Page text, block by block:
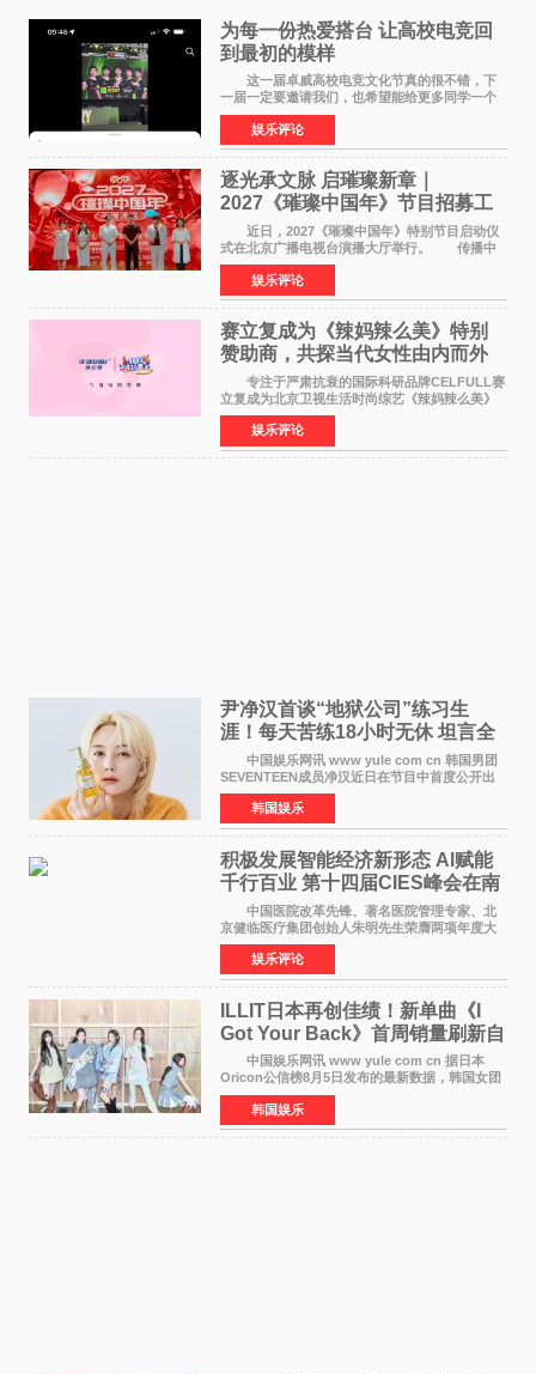
为每一份热爱搭台 让高校电竞回
到最初的模样
这一届卓威高校电竞文化节真的很不错，下
一届一定要邀请我们，也希望能给更多同学一个
来到现场的机会。 2026卓威高校电竞文化节
已经落下帷幕，在活动结束后，仍有不少高校电
竞社负责人和现
娱乐评论
逐光承文脉 启璀璨新章｜
2027《璀璨中国年》节目招募工
作圆满启动
近日，2027《璀璨中国年》特别节目启动仪
式在北京广播电视台演播大厅举行。 传播中
华优秀传统文化，弘扬纯正国风艺术，打造高规
格、高质感、正能量的文艺盛典，是璀璨中国年
矢志不渝的初心
娱乐评论
赛立复成为《辣妈辣么美》特别
赞助商，共探当代女性由内而外
活力美
专注于严肃抗衰的国际科研品牌CELFULL赛
立复成为北京卫视生活时尚综艺《辣妈辣么美》
的特别赞助商,明星辣妈袁咏仪倾情参与，向广大
都市女性传递健康生活新主张，寄语当代女性在
家庭与自我之间
娱乐评论
尹净汉首谈“地狱公司”练习生
涯！每天苦练18小时无休 坦言全
靠成员撑过来
中国娱乐网讯 www yule com cn 韩国男团
SEVENTEEN成员净汉近日在节目中首度公开出
道前的残酷练习生经历，并提及经纪公司Pledis
娱乐，引发广泛关注。 在8月2日播出的日本
TBS综艺节目《周
韩国娱乐
积极发展智能经济新形态 Al赋能
千行百业 第十四届CIES峰会在南
京盛大召开
中国医院改革先锋、著名医院管理专家、北
京健临医疗集团创始人朱明先生荣膺两项年度大
奖 2026年7月31日，盛夏金陵，长江之畔，
以重落地·真务实·强链接为主题的2026&lsquo;人
工智能+&rsquo
娱乐评论
ILLIT日本再创佳绩！新单曲《I
Got Your Back》首周销量刷新自
身纪录
中国娱乐网讯 www yule com cn 据日本
Oricon公信榜8月5日发布的最新数据，韩国女团
ILLIT在日本发行的第二张单曲《I Got Your
Back》首周销量达到71,009张，成功跻身最新一
期周单曲排行
韩国娱乐